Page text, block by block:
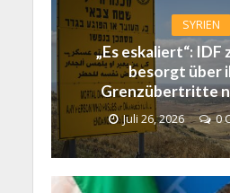
SYRIEN
„Es eskaliert“: IDF
besorgt über
Grenzübertritte
Juli 26, 2026 0